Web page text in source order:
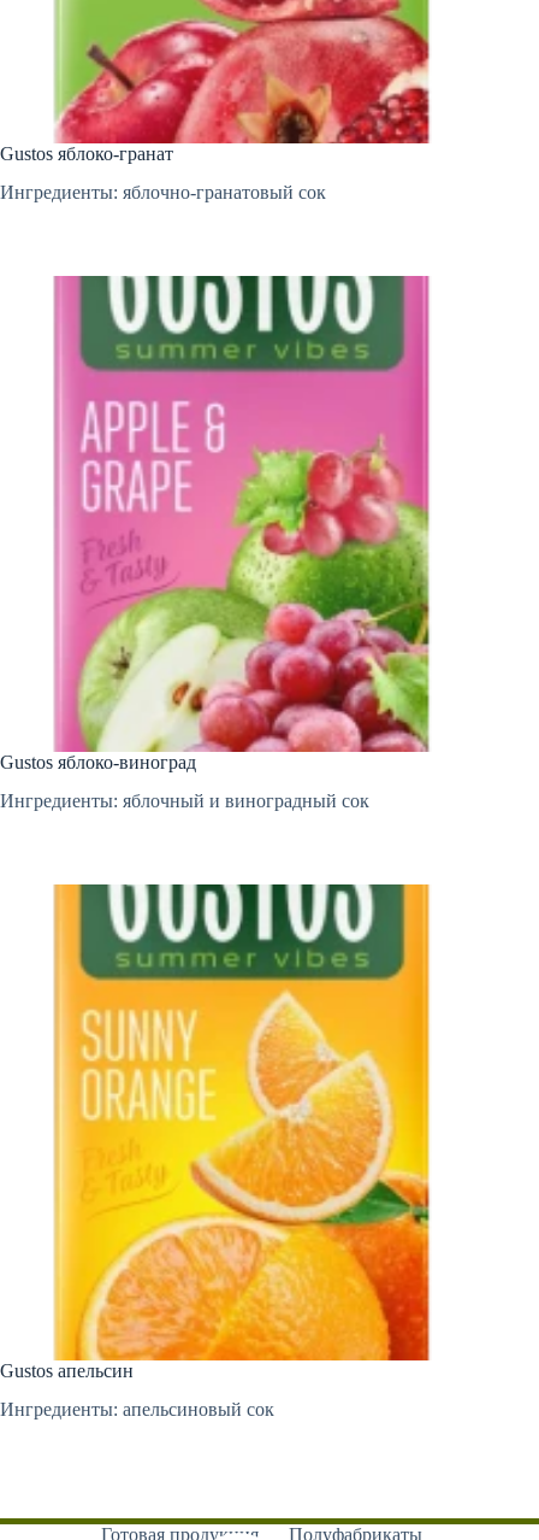
Gustos яблоко-гранат
Ингредиенты: яблочно-гранатовый сок
Gustos яблоко-виноград
Ингредиенты: яблочный и виноградный сок
Gustos апельсин
Ингредиенты: апельсиновый сок
Готовая продукция Полуфабрикаты